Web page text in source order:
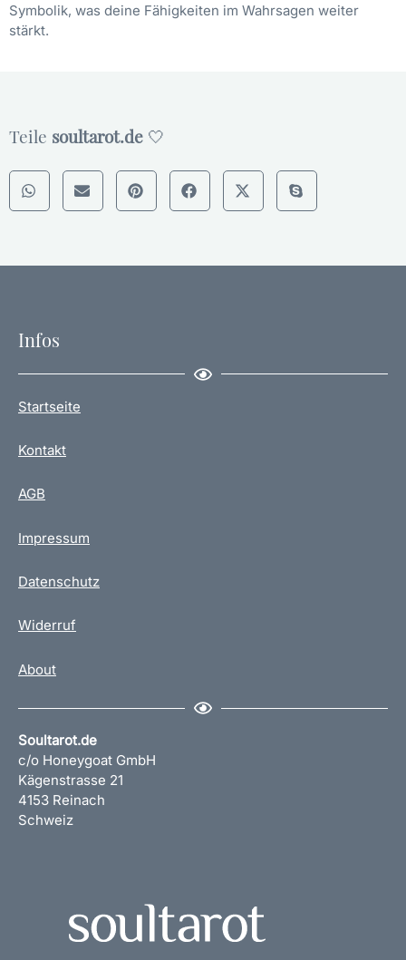
Symbolik, was deine Fähigkeiten im Wahrsagen weiter
stärkt.
Teile soultarot.de 🤍
Infos
Startseite
Kontakt
AGB
Impressum
Datenschutz
Widerruf
About
Soultarot.de
c/o Honeygoat GmbH
Kägenstrasse 21
4153 Reinach
Schweiz